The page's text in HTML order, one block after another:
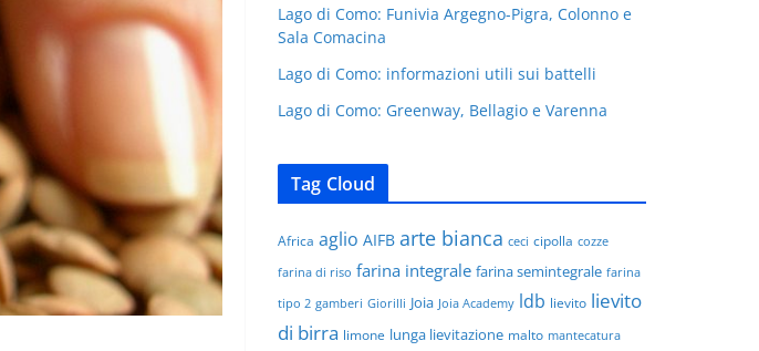
Lago di Como: Funivia Argegno-Pigra, Colonno e
Sala Comacina
Lago di Como: informazioni utili sui battelli
Lago di Como: Greenway, Bellagio e Varenna
Tag Cloud
Africa aglio AIFB arte bianca ceci cipolla cozze
farina di riso farina integrale farina semintegrale farina
tipo 2 gamberi Giorilli Joia Joia Academy ldb lievito lievito
di birra limone lunga lievitazione malto mantecatura